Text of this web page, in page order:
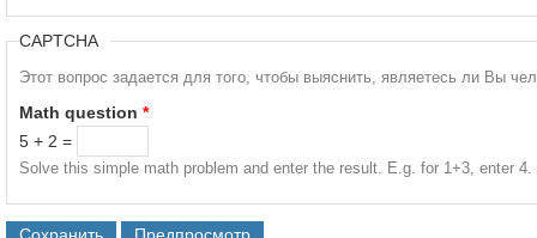
CAPTCHA
Этот вопрос задается для того, чтобы выяснить, являетесь ли Вы
Math question *
5 + 2 =
Solve this simple math problem and enter the result. E.g. for 1+3, enter 4.